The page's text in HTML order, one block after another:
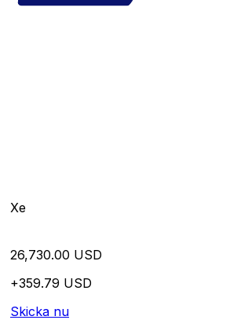
Xe
26,730.00 USD
+359.79 USD
Skicka nu